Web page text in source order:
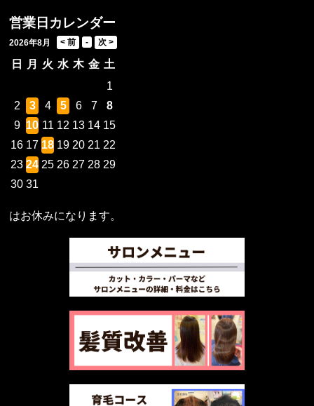
営業日カレンダー
2026年8月
日 月 火 水 木 金 土
1
2
3 4 5 6 7
8
9 10 11 12 13 14 15
16 17 18 19 20 21 22
23 24 25 26 27 28 29
30 31
はお休みになります。